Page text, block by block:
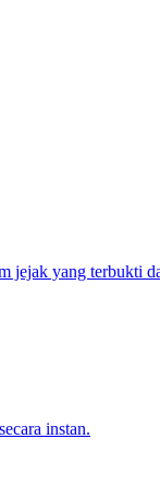
jejak yang terbukti
instan.